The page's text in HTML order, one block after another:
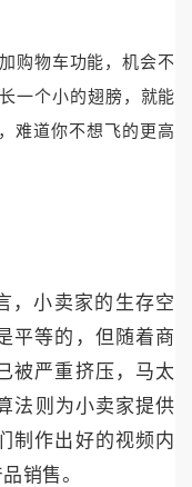
购物车功能，机会不
一个小的翅膀，就能
难道你不想飞的更高
，小卖家的生存空
平等的，但随着商
被严重挤压，马太
法则为小卖家提供
制作出好的视频内
销售。